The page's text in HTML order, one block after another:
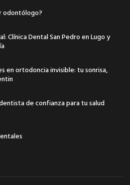
odontólogo?
Clínica Dental San Pedro en Lugo y
en ortodoncia invisible: tu sonrisa,
de confianza para tu salud